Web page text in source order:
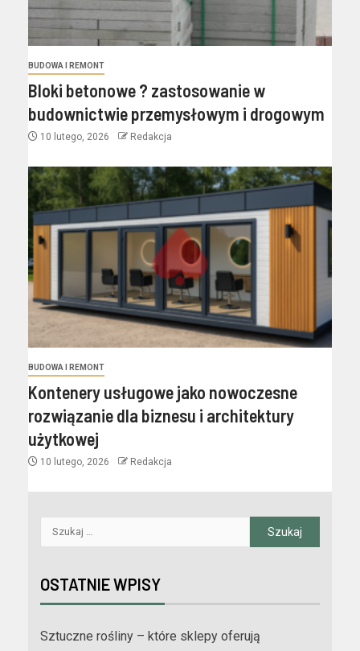
BUDOWA I REMONT
Bloki betonowe ? zastosowanie w
budownictwie przemysłowym i drogowym
10 lutego, 2026 Redakcja
BUDOWA I REMONT
Kontenery usługowe jako nowoczesne
rozwiązanie dla biznesu i architektury
użytkowej
10 lutego, 2026 Redakcja
OSTATNIE WPISY
Sztuczne rośliny – które sklepy oferują